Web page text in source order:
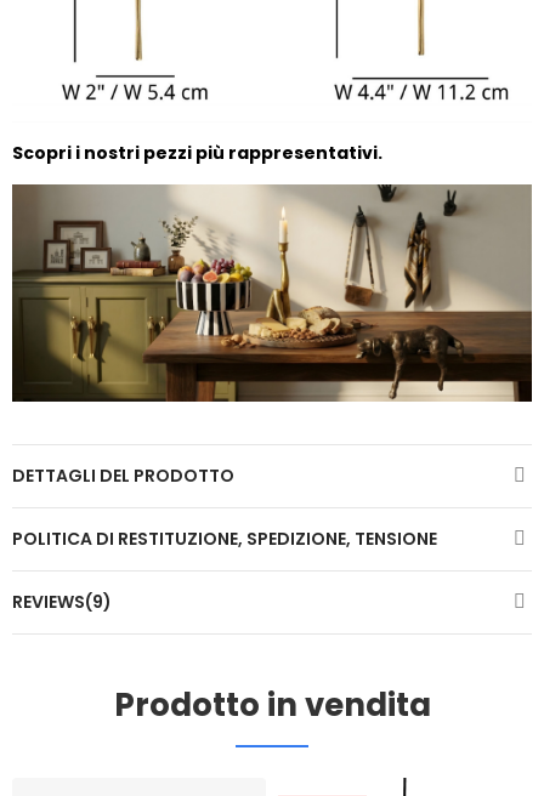
Scopri i nostri pezzi più rappresentativi.
DETTAGLI DEL PRODOTTO
POLITICA DI RESTITUZIONE, SPEDIZIONE, TENSIONE
REVIEWS(9)
Prodotto in vendita